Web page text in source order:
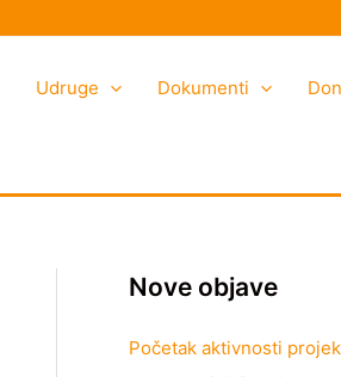
Udruge Dokumenti
Nove objave
Početak aktivnosti
o
j
e
a